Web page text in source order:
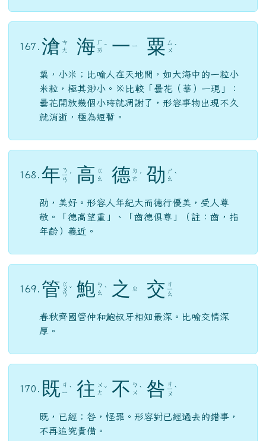
167. 滄 ㄘ
ㄤ
海 ㄏ
ㄞ ˇ 一 ㄧ 粟 ㄙ
ㄨ ˋ
粟，小米；比喻人在天地間，如大海中的一粒小
米粒，極其渺小。※比較「曇花（華）一現」：
曇花開放幾個小時就凋謝了，形容事物出現不久
就消逝，極為短暫。
168. 年 ㄋ
ㄧ
ㄢ
ˊ 高 ㄍ
ㄠ
德 ㄉ
ㄜ ˊ 劭 ㄕ
ㄠ ˋ
劭，美好。形容人年紀大而德行優美，受人尊
敬。「德高望重」、「齒德俱尊」（註：齒，指
年齡）義近。
169. 管 ㄍ
ㄨ
ㄢ
ˇ 鮑 ㄅ
ㄠ ˋ 之 ㄓ 交 ㄐ
ㄧ
ㄠ
春秋齊國管仲和鮑叔牙相知最深。比喻交情深
厚。
170. 既 ㄐ
ㄧ ˋ 往 ㄨ
ㄤ ˇ 不 ㄅ
ㄨ ˋ 咎 ㄐ
ㄧ
ㄡ
ˋ
既，已經；咎，怪罪。形容對已經過去的錯事，
不再追究責備。